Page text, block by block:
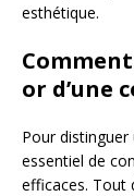
esthétique.
or d’une
Pour
essentiel de
efficaces. Tout